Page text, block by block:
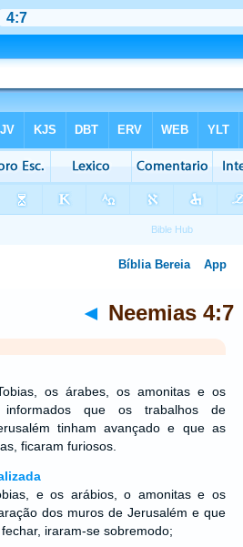
◄ Neemias 4:7
os árabes, os amonitas e os
que os trabalhos de
tinham avançado e que as
ficaram furiosos.
e os arábios, o amonitas e os
dos muros de Jerusalém e que
iraram-se sobremodo;